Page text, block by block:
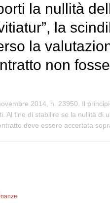
la nullità
la
la
non
2014, n. 23950. Il
fine di stabilire se la nullità di
deve essere accertata